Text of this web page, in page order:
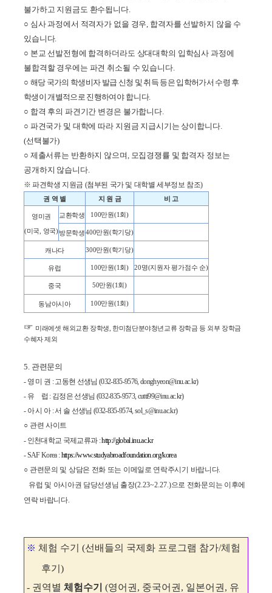
불가하고 지원금도 환수됩니다.
○ 심사 과정에서 적격자가 없을 경우 합격자를 선발하지 않을 수
있습니다.
○ 본교 선발전형에 합격하더라도 상대대학의 입학심사 과정에
불합격할 경우에는 파견 취소될 수 있습니다.
○ 해당 국가의 학생비자 발급 신청 및 취득 등은 입학허가서 수령 후
학생이 개별적으로 진행하여야 합니다.
○ 합격 후의 파견기간 변경은 불가합니다
○ 파견국가 및 대학에 따라 지원금 지급시기는 상이합니다.
(선택불가)
○ 제출서류는 반환하지 않으며
모집경쟁률 및 합격자 정보는
공개하지 않습니다.
※파견학생 지원금 (첨부된 국가 및 대학별 세부정보 참조)
권 역 별 지 원 금 비 고
영미권
(미국 영국)
교환학생 100만원(1 회)
방문학생 400만원(학기당)
캐나다 300만원(학기당)
유럽 100만원(1 회) 20명(지원자 평가점수 순)
중국 50만원(1 회)
동남아시아 100만원(1 회)
☞ 미래에셋 해외교환 장학생
한미첨단분야청년교류 장학금 등 외부 장학금
수혜자 제외
5. 관련문의
- 영 미 권 :고동현 선생님 (032-835-9576, donghyeon@inu.ac.kr)
- 유 럽 : 김정은 선생님 (032-835-9573, cutti99@inu.ac.kr)
- 아 시 아 :서 솔 선생님 (032-835-9574, sol_s@inu.ac.kr)
○ 관련 사이트
- 인천대학교 국제교류과 :http://global.inu.ac.kr
- SAF Korea :https://www.studyabroadfoundation.org/korea
○ 관련문의 및 상담은 전화 또는 이메일로 연락주시기 바랍니다.
유럽 및 아시아권 담당선생님 출장(2.23~2.27.)으로 전화문의는 이후에
연락 바랍니다.
※ 체험 수기 (선배들의 국제화 프로그램 참가/체험
후기)
- 권역별 체험수기 (영어권, 중국어권, 일본어권, 유